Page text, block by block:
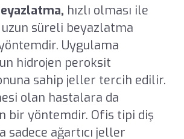
hızlı olması ile
süreli beyazlatma
Uygulama
hidrojen peroksit
sahip jeller tercih edilir.
olan hastalara da
bir yöntemdir. Ofis tipi diş
sadece ağartıcı jeller